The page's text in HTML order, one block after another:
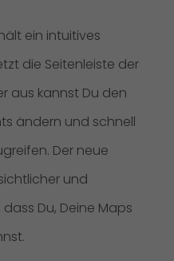
ein intuitives
die Seitenleiste der
aus kannst Du den
ändern und schnell
Der neue
und
Du, Deine Maps